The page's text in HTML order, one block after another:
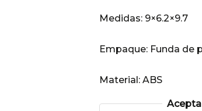
Medidas: 9×6.2×9.7
Empaque: Funda de
Material: ABS